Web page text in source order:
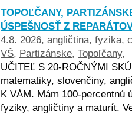
TOPOĽČANY,
ÚSPEŠNOSŤ Z
4.8. 2026, angličtina, fyzika,
VŠ, Partizánske, Topoľčany,
UČITEĽ S 20-ROČNÝMI
matematiky, slovenčiny,
K VÁM. Mám 100-percentnú
fyziky, angličtiny a maturít.